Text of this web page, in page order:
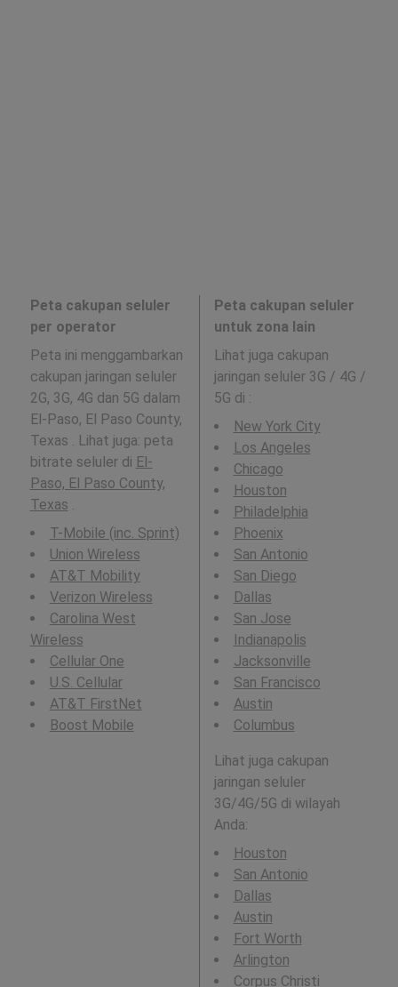
Peta cakupan seluler
per operator
Peta ini menggambarkan
cakupan jaringan seluler
2G, 3G, 4G dan 5G dalam
El-Paso, El Paso County,
Texas . Lihat juga: peta
bitrate seluler di El-
Paso, El Paso County,
Texas .
T-Mobile (inc. Sprint)
Union Wireless
AT&T Mobility
Verizon Wireless
Carolina West
Wireless
Cellular One
U.S. Cellular
AT&T FirstNet
Boost Mobile
Peta cakupan seluler
untuk zona lain
Lihat juga cakupan
jaringan seluler 3G / 4G /
5G di :
New York City
Los Angeles
Chicago
Houston
Philadelphia
Phoenix
San Antonio
San Diego
Dallas
San Jose
Indianapolis
Jacksonville
San Francisco
Austin
Columbus
Lihat juga cakupan
jaringan seluler
3G/4G/5G di wilayah
Anda:
Houston
San Antonio
Dallas
Austin
Fort Worth
Arlington
Corpus Christi